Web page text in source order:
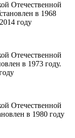
Отечественной
в 1968
году
Отечественной
в 1973 году.
Отечественной
в 1980 году